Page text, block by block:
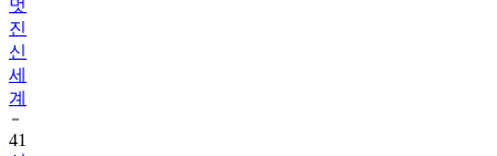
신
세
계
41
신
이